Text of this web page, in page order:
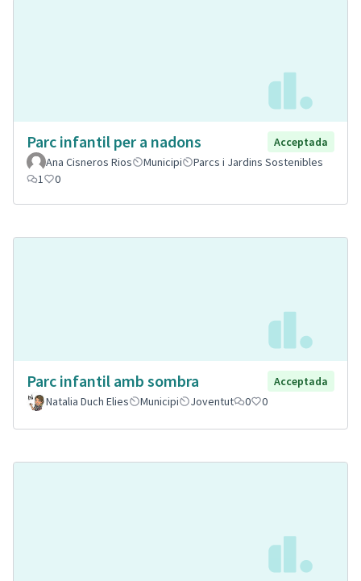
Parc infantil per a nadons
Acceptada
Ana Cisneros Rios
Municipi
Parcs i Jardins Sostenibles
1
0
Parc infantil amb sombra
Acceptada
Natalia Duch Elies
Municipi Joventut 0 0